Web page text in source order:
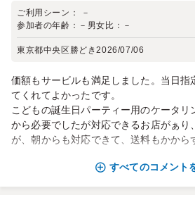
ご利用シーン：
－
参加者の年齢： － 男女比： －
東京都中央区勝どき2026/07/06
価額もサービルも満足しました。当日指
てくれてよかったです。
こどもの誕生日パーティー用のケータリ
から必要でしたが対応できるお店がぁり
が、朝からも対応できて、送料もかから
すべてのコメント